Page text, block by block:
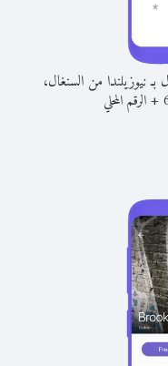
بـ نيوزيلندا من السنغال،
+الرقم المحلي